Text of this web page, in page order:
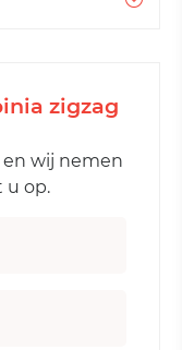
zigzag
wij nemen
u op.